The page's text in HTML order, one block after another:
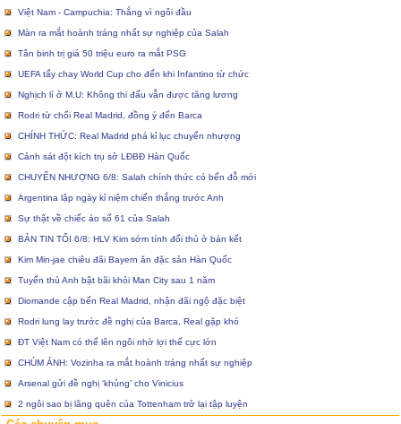
Việt Nam - Campuchia: Thắng vì ngôi đầu
Màn ra mắt hoành tráng nhất sự nghiệp của Salah
Tân binh trị giá 50 triệu euro ra mắt PSG
UEFA tẩy chay World Cup cho đến khi Infantino từ chức
Nghịch lí ở M.U: Không thi đấu vẫn được tăng lương
Rodri từ chối Real Madrid, đồng ý đến Barca
CHÍNH THỨC: Real Madrid phá kỉ lục chuyển nhượng
Cảnh sát đột kích trụ sở LĐBĐ Hàn Quốc
CHUYỂN NHƯỢNG 6/8: Salah chính thức có bến đỗ mới
Argentina lập ngày kỉ niệm chiến thắng trước Anh
Sự thật về chiếc áo số 61 của Salah
BẢN TIN TỐI 6/8: HLV Kim sớm tính đối thủ ở bán kết
Kim Min-jae chiêu đãi Bayern ăn đặc sản Hàn Quốc
Tuyển thủ Anh bật bãi khỏi Man City sau 1 năm
Diomande cập bến Real Madrid, nhận đãi ngộ đặc biệt
Rodri lung lay trước đề nghị của Barca, Real gặp khó
ĐT Việt Nam có thể lên ngôi nhờ lợi thế cực lớn
CHÙM ẢNH: Vozinha ra mắt hoành tráng nhất sự nghiệp
Arsenal gửi đề nghị ‘khủng’ cho Vinicius
2 ngôi sao bị lãng quên của Tottenham trở lại tập luyện